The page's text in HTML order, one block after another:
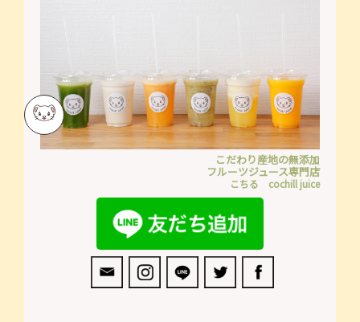
こだわり産地の無添加
フルーツジュース専門店
こちる cochill juice